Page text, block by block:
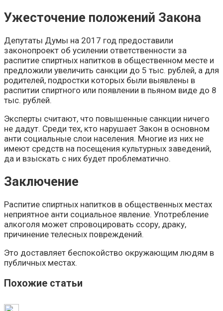
Ужесточение положений Закона
Депутаты Думы на 2017 год предоставили
законопроект об усилении ответственности за
распитие спиртных напитков в общественном месте и
предложили увеличить санкции до 5 тыс. рублей, а для
родителей, подростки которых были выявлены в
распитии спиртного или появлении в пьяном виде до 8
тыс. рублей.
Эксперты считают, что повышенные санкции ничего
не дадут. Среди тех, кто нарушает Закон в основном
анти социальные слои населения. Многие из них не
имеют средств на посещения культурных заведений,
да и взыскать с них будет проблематично.
Заключение
Распитие спиртных напитков в общественных местах
неприятное анти социальное явление. Употребление
алкоголя может спровоцировать ссору, драку,
причинение телесных повреждений.
Это доставляет беспокойство окружающим людям в
публичных местах.
Похожие статьи